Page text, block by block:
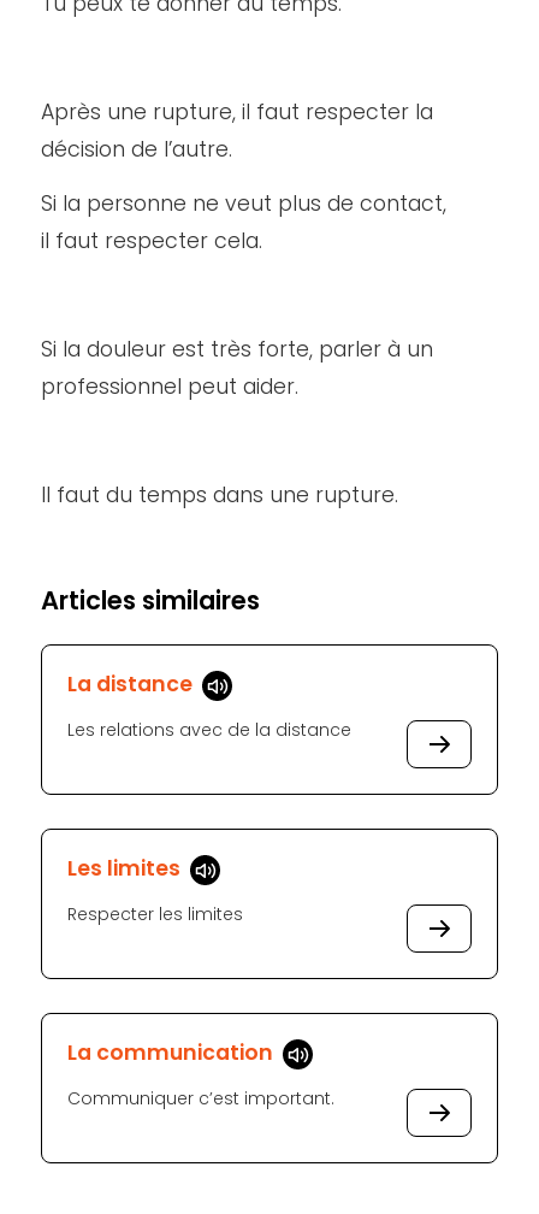
Après une rupture, il faut respecter la
décision de l’autre.
Si la personne ne veut plus de contact,
il faut respecter cela.
Si la douleur est très forte, parler à un
professionnel peut aider.
Il faut du temps dans une rupture.
Articles similaires
La distance
Les relations avec de la distance
Les limites
Respecter les limites
La communication
Communiquer c’est important.